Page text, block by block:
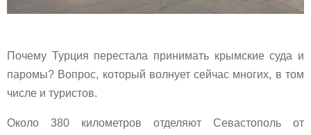
Почему Турция перестала принимать крымские суда и
паромы? Вопрос, который волнует сейчас многих, в том
числе и туристов.
Около 380 километров отделяют Севастополь от